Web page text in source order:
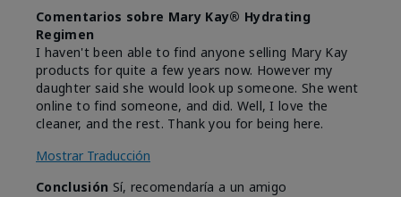
Comentarios sobre Mary Kay® Hydrating
Regimen
I haven't been able to find anyone selling Mary Kay
products for quite a few years now. However my
daughter said she would look up someone. She went
online to find someone, and did. Well, I love the
cleaner, and the rest. Thank you for being here.
Mostrar Traducción
Conclusión Sí, recomendaría a un amigo